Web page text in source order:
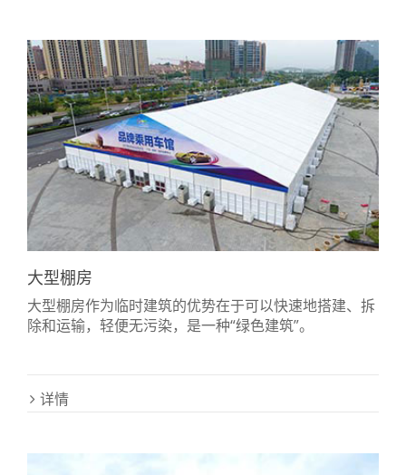
大型棚房
大型棚房作为临时建筑的优势在于可以快速地搭建、拆
除和运输，轻便无污染，是一种“绿色建筑”。
详情